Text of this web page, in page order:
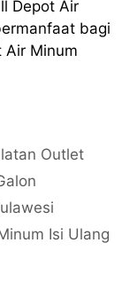
Depot Air
bagi
Air Minum
Outlet
Isi Ulang